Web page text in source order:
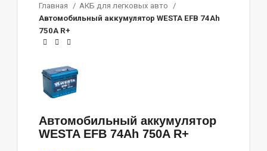
Главная
АКБ для легковых авто
Автомобильный аккумулятор WESTA EFB 74Ah
750A R+
Автомобильный аккумулятор
WESTA EFB 74Ah 750A R+